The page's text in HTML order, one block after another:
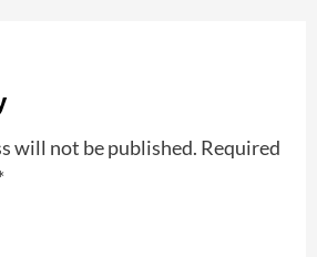
will not be published. Required